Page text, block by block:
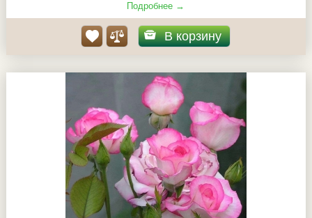
Подробнее →
В корзину